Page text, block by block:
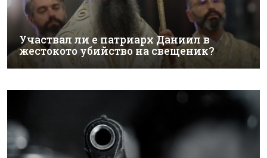
Участвал ли е патриарх Даниил в
жестокото убийство на свещеник?